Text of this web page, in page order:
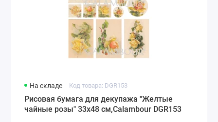
На складе Код товара: DGR153
Рисовая бумага для декупажа "Желтые
чайные розы" 33х48 см,Calambour DGR153